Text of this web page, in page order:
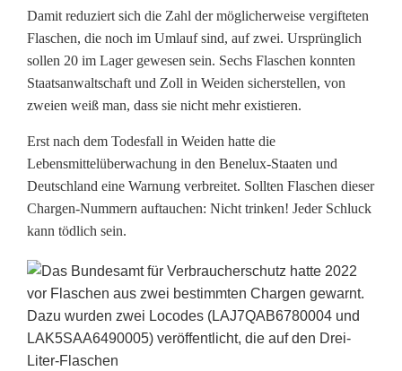
Damit reduziert sich die Zahl der möglicherweise vergifteten
Flaschen, die noch im Umlauf sind, auf zwei. Ursprünglich
sollen 20 im Lager gewesen sein. Sechs Flaschen konnten
Staatsanwaltschaft und Zoll in Weiden sicherstellen, von
zweien weiß man, dass sie nicht mehr existieren.
Erst nach dem Todesfall in Weiden hatte die
Lebensmittelüberwachung in den Benelux-Staaten und
Deutschland eine Warnung verbreitet. Sollten Flaschen dieser
Chargen-Nummern auftauchen: Nicht trinken! Jeder Schluck
kann tödlich sein.